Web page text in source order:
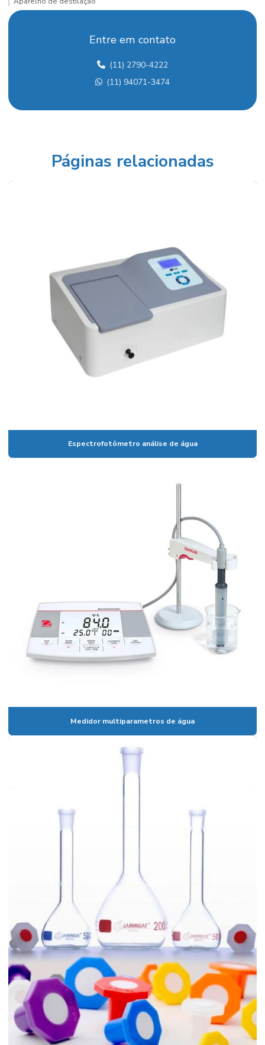
Aparelho para determinação de arsênio
Aquecedor para laboratório
Balança analítica preço
Balança semi analítica
Balão volumétrico preço
Balão volumétrico de vidro
Banho para calibração de termômetros
Banho de circulação
Banho maria digital
Banho maria digital para laboratório
Banho termostático com circulação externa
Banho termostatizado com refrigeração e circulação
Bomba peristaltica
Bomba de vácuo
Bomba de vácuo de palhetas rotativas
Cadinho de Porcelana
Cadinho de porcelana preço
Calibração de vidrarias de laboratório
Calibração de vidrarias rbc
Câmara climática para estudo de estabilidade
Câmara climática para laboratório
Câmara fotoestabilidade
Câmaras climáticas
Centrífuga para laboratório
Centrífuga para laboratório de análises clínicas
Entre em contato
(11) 2790-4222
(11) 94071-3474
Páginas relacionadas
Espectrofotômetro análise de água
Medidor multiparametros de água